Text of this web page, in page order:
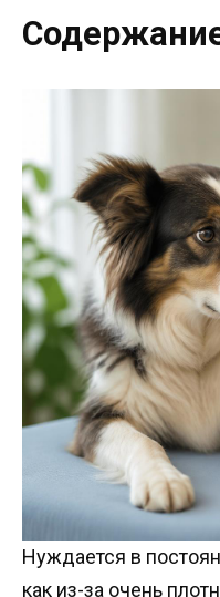
Нуждается в
как из-за очень